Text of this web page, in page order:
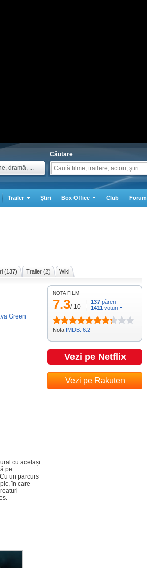
dramă, ...
Căutare
Trailer Ştiri Box Office Club Forum
(137) Trailer (2) Wiki
Green
cu același
pe
un parcurs
în care
NOTA FILM
7.3/ 10
137 păreri
1411 voturi
Nota IMDB: 6.2
Vezi pe Netflix
Vezi pe Rakuten